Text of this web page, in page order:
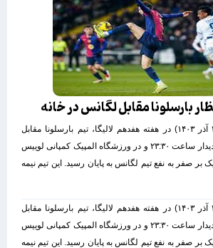
بارسلونا مقابل لگانس در خانه
شب گذشته (یکشنبه ۲۵ آذر ۱۴۰۳) در هفته هفدهم لالیگا، تیم بارسلونا مقابل
لگانس قرار گرفت. این دیدار ساعت ۲۳:۳۰ و در ورزشگاه المپیک کمپانی لوییس
صفر به نفع تیم لگانس به پایان رسید. این تیم نیمه
شب گذشته (یکشنبه ۲۵ آذر ۱۴۰۳) در هفته هفدهم لالیگا، تیم بارسلونا مقابل
لگانس قرار گرفت. این دیدار ساعت ۲۳:۳۰ و در ورزشگاه المپیک کمپانی لوییس
صفر به نفع تیم لگانس به پایان رسید.این تیم نیمه